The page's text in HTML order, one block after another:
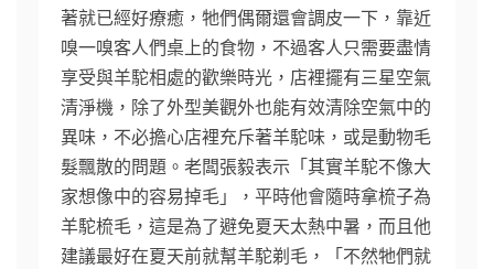
著就已經好療癒，牠們偶爾還會調皮一下，靠近
嗅一嗅客人們桌上的食物，不過客人只需要盡情
享受與羊駝相處的歡樂時光，店裡擺有三星空氣
清淨機，除了外型美觀外也能有效清除空氣中的
異味，不必擔心店裡充斥著羊駝味，或是動物毛
髮飄散的問題。老闆張毅表示「其實羊駝不像大
家想像中的容易掉毛」，平時他會隨時拿梳子為
羊駝梳毛，這是為了避免夏天太熱中暑，而且他
建議最好在夏天前就幫羊駝剃毛，「不然牠們就